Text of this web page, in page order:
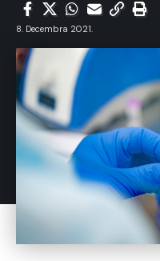
8. Decembra 2021.